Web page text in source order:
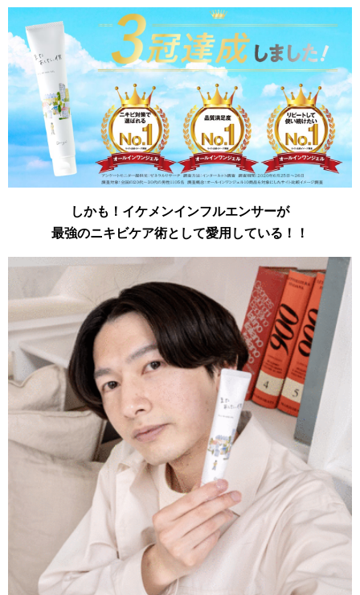
しかも！イケメンインフルエンサーが
最強のニキビケア術として愛用している！！